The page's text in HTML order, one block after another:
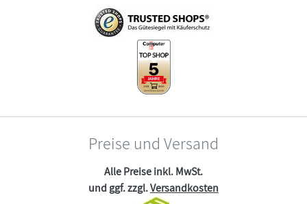
Preise und Versand
Alle Preise inkl. MwSt.
und ggf. zzgl.Versandkosten